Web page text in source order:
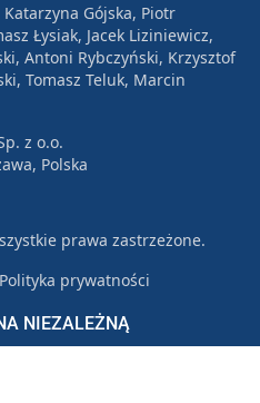
NIEZALEŻNĄ
Gójska, Piotr
Łysiak, Jacek Liziniewicz,
Antoni Rybczyński, Krzysztof
Tomasz Teluk, Marcin
z o.o.
Polska
prawa zastrzeżone.
Polityka prywatności